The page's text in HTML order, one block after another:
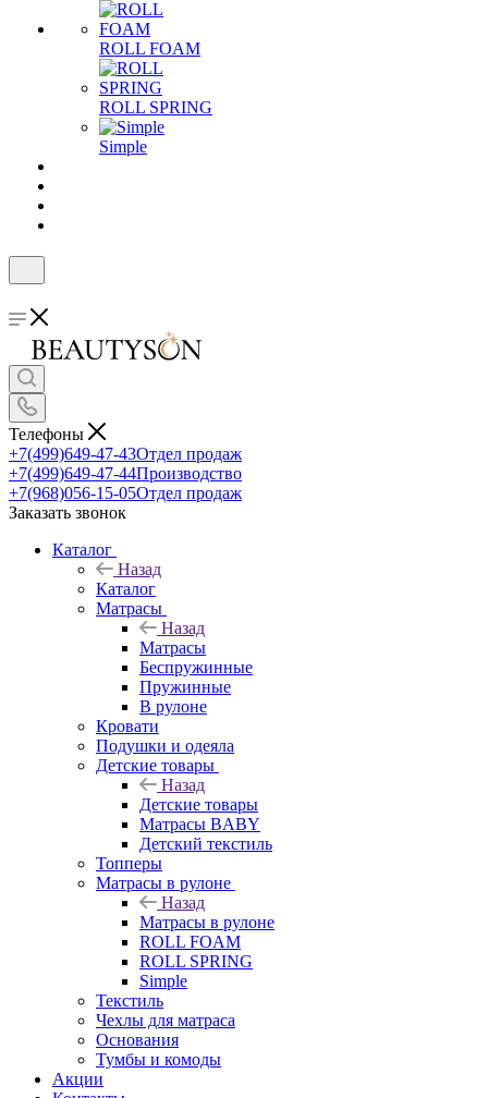
ROLL FOAM
ROLL SPRING
Simple
Телефоны
+7(499)649-47-43Отдел продаж
+7(499)649-47-44Производство
+7(968)056-15-05Отдел продаж
Заказать звонок
Каталог
Назад
Каталог
Матрасы
Назад
Матрасы
Беспружинные
Пружинные
В рулоне
Кровати
Подушки и одеяла
Детские товары
Назад
Детские товары
Матрасы BABY
Детский текстиль
Топперы
Матрасы в рулоне
Назад
Матрасы в рулоне
ROLL FOAM
ROLL SPRING
Simple
Текстиль
Чехлы для матраса
Основания
Тумбы и комоды
Акции